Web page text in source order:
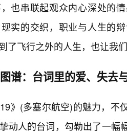
也串联起观众内心深处的
实的交织，职业与人生的
了飞行之外的人生，也让我
谱：台词里的爱、失去
》(多塞尔航空)的魅力，
动人的台词，勾勒出了一幅